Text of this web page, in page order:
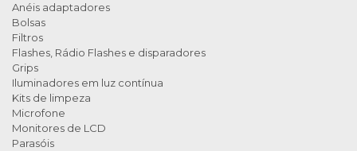
Anéis adaptadores
Bolsas
Filtros
Flashes, Rádio Flashes e disparadores
Grips
Iluminadores em luz contínua
Kits de limpeza
Microfone
Monitores de LCD
Parasóis